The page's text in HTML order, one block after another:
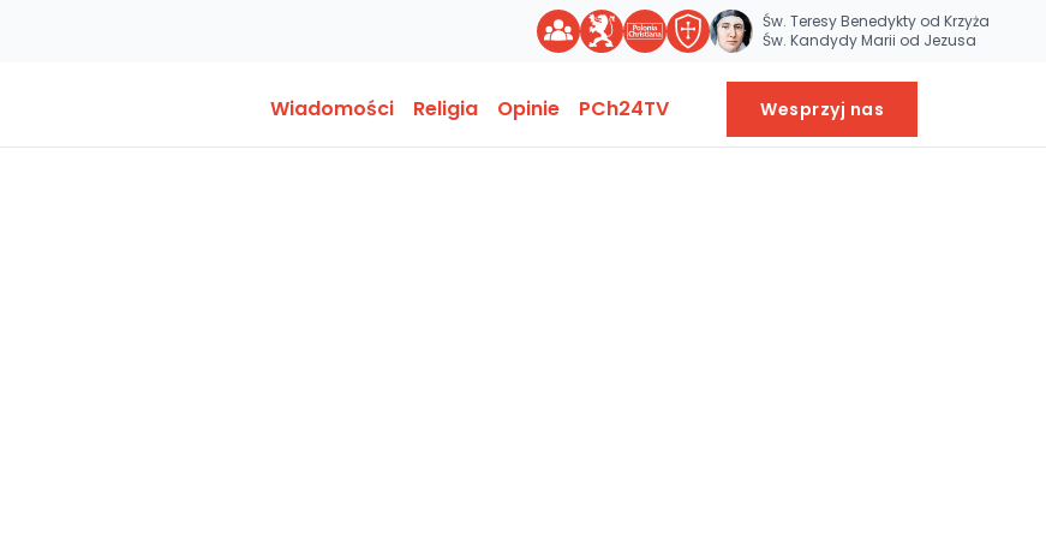
Św. Teresy Benedykty od Krzyża
Św. Kandydy Marii od Jezusa
Wiadomości Religia Opinie PCh24TV Wesprzyj nas